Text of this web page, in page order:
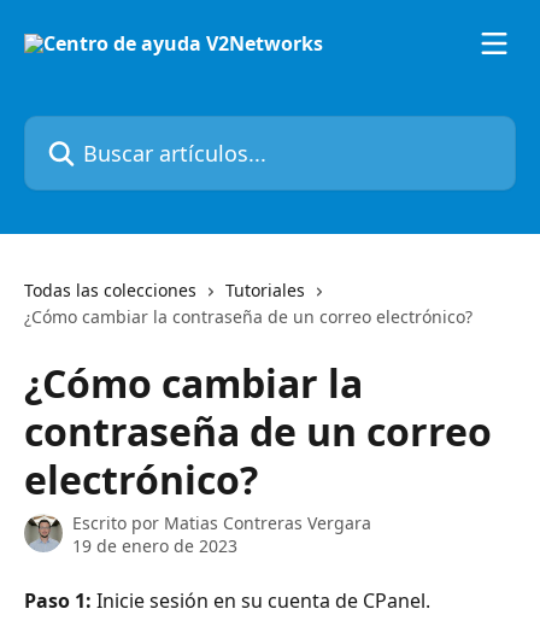
Buscar artículos...
Todas las colecciones
Tutoriales
¿Cómo cambiar la contraseña de un correo electrónico?
¿Cómo cambiar la
contraseña de un correo
electrónico?
Escrito por Matias Contreras Vergara
19 de enero de 2023
Paso 1: Inicie sesión en su cuenta de CPanel.